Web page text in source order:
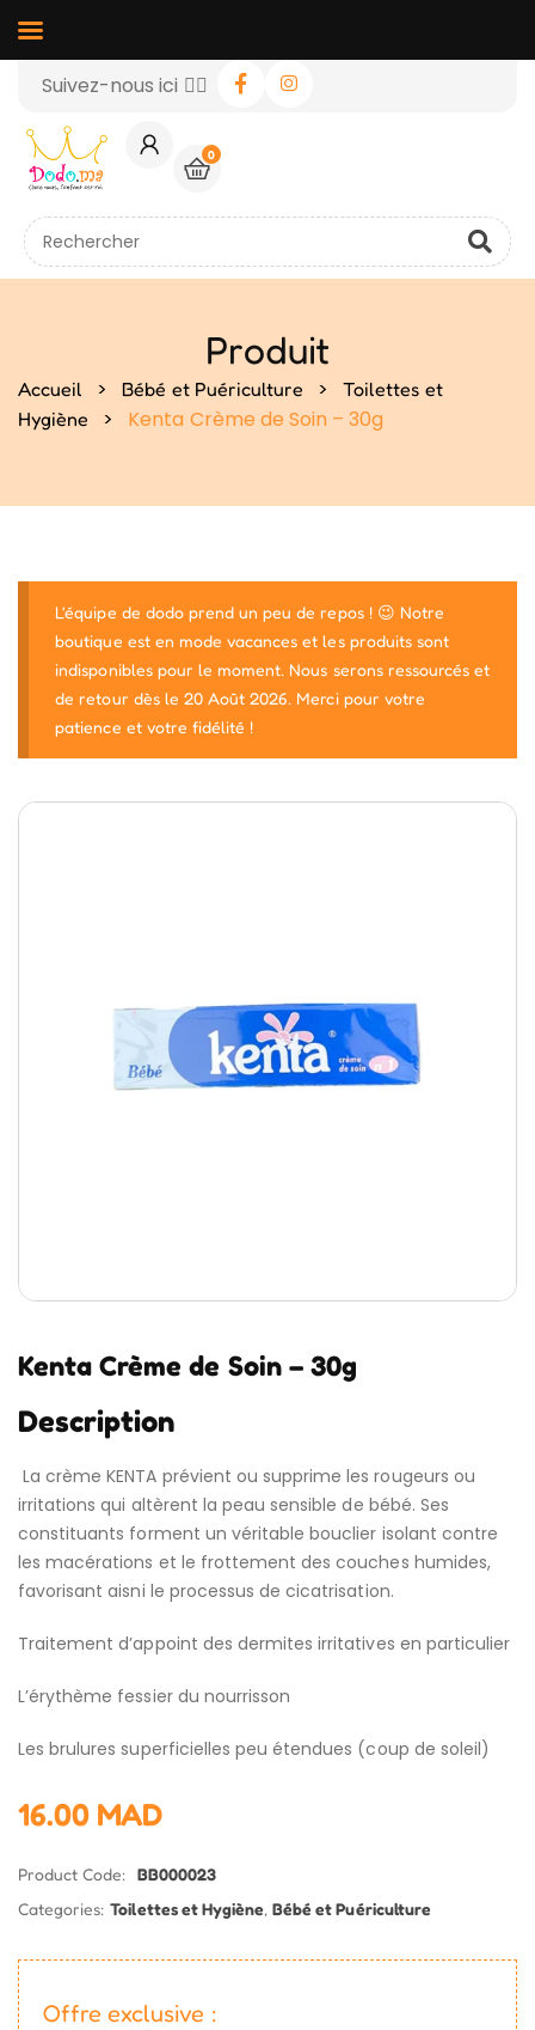
Suivez-nous ici 👉🏻
0
Produit
Accueil > Bébé et Puériculture >
Toilettes et
Hygiène
> Kenta Crème de Soin – 30g
L'équipe de dodo prend un peu de repos ! 😉 Notre
boutique est en mode vacances et les produits sont
indisponibles pour le moment. Nous serons ressourcés et
de retour dès le 20 Août 2026. Merci pour votre
patience et votre fidélité !
Kenta Crème de Soin – 30g
Description
La crème KENTA prévient ou supprime les rougeurs ou
irritations qui altèrent la peau sensible de bébé. Ses
constituants forment un véritable bouclier isolant contre
les macérations et le frottement des couches humides,
favorisant aisni le processus de cicatrisation.
Traitement d’appoint des dermites irritatives en particulier
L’érythème fessier du nourrisson
Les brulures superficielles peu étendues (coup de soleil)
16.00 MAD
Product Code: BB000023
Categories: Toilettes et Hygiène,Bébé et Puériculture
Offre exclusive :